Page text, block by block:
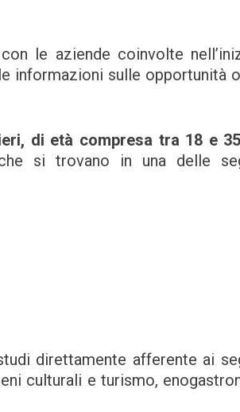
le aziende coinvolte
informazioni sulle opportunità
di età compresa tra 18 e
si trovano in una delle
direttamente afferente ai
culturali e turismo,